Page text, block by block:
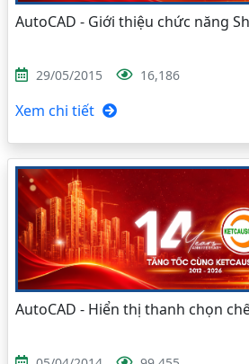
AutoCAD - Giới thiệu chức năng
29/05/2015 16,186
Xem chi tiết
AutoCAD - Hiển thị thanh chọn